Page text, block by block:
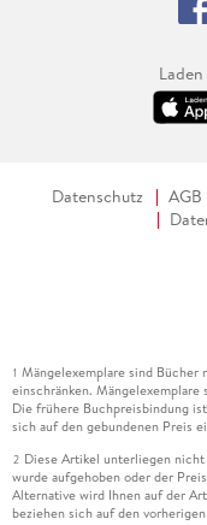
Datenschutz AGB
1 Mängelexemplare sind Bücher
einschränken.
Die frühere Buchpreisbindung
sich auf den gebundenen Preis
2 Diese Artikel unterliegen
wurde aufgehoben oder der
Alternative wird Ihnen auf der
beziehen sich auf den